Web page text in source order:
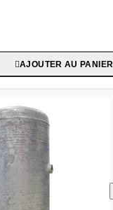
AJOUTER AU PANIER